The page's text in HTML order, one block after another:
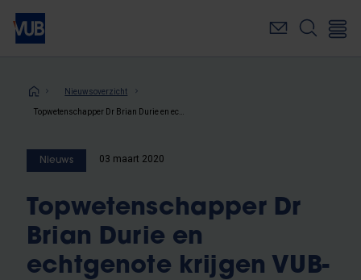
Overslaan
naar
inhoudKruimelpad
Nieuwsoverzicht
Nieuws 03 maart 2020
Topwetenschapper Dr
Brian Durie en
echtgenote krijgen VUB-